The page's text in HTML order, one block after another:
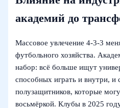
академий до
Массовое увлечение 4-3-3
футбольного хозяйства.
набор: всё больше ищут
способных играть и внутри, и
полузащитников, которые
восьмёркой. Клубы в 2025